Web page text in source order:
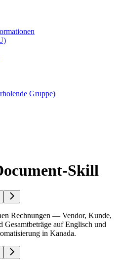
Gruppe)
Skill
Rechnungen — Vendor, Kunde,
auf Englisch und
in Kanada.